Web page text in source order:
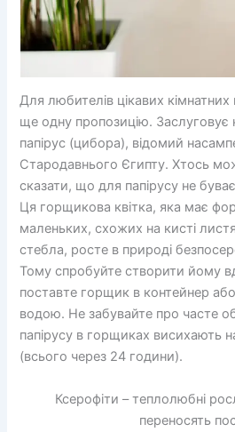
Для любителів цікавих кімнатних
ще одну пропозицію. Заслуговує
папірус (цибора), відомий
Стародавнього Єгипту. Хтось
сказати, що для папірусу не
Ця горщикова квітка, яка має
маленьких, схожих на кисті
стебла, росте в природі
Тому спробуйте створити йому
поставте горщик в контейнер або
водою. Не забувайте про часте
папірусу в горщиках висихають
(всього через 24 години).
Ксерофіти – теплолюбні
переносять